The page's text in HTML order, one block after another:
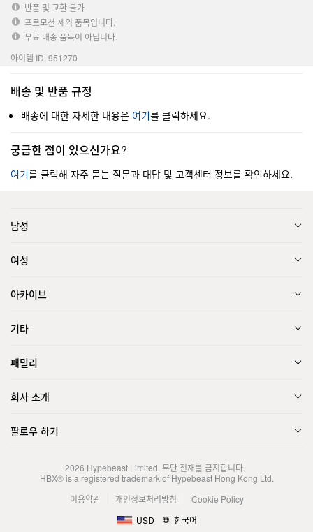
반품 및 교환 불가
프로모션 제외 품목입니다.
무료 배송 품목이 아닙니다.
아이템 ID: 951270
배송 및 반품 규정
배송에 대한 자세한 내용은 여기를 클릭하세요.
궁금한 점이 있으신가요?
여기를 클릭해 자주 묻는 질문과 대답 및 고객센터 정보를 확인하세요.
남성
여성
아카이브
기타
패밀리
회사 소개
팔로우 하기
2026 Hypebeast Limited. 무단 전재를 금지합니다.
HBX® is a registered trademark of Hypebeast Hong Kong Ltd.
이용약관
개인정보처리방침
Cookie Policy
USD
한국어